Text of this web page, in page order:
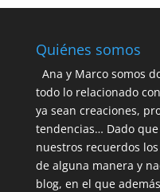
Quiénes somos
Ana y Marco somos
todo lo relacionado
ya sean creaciones,
tendencias… Dado
nuestros recuerdos
de alguna manera y
blog, en el que